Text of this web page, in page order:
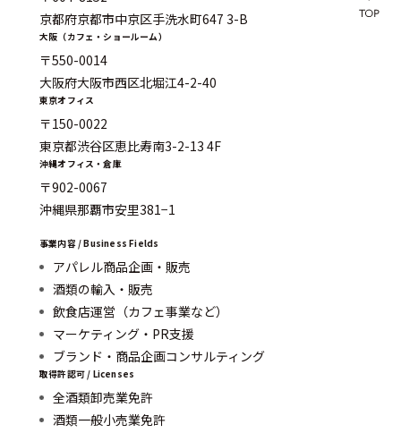
京都府京都市中京区手洗水町647 3-B
大阪（カフェ・ショールーム）
〒550-0014
大阪府大阪市西区北堀江4-2-40
東京オフィス
〒150-0022
東京都渋谷区恵比寿南3-2-13 4F
沖縄オフィス・倉庫
〒902-0067
沖縄県那覇市安里381−1
事業内容 / Business Fields
アパレル商品企画・販売
酒類の輸入・販売
飲食店運営（カフェ事業など）
マーケティング・PR支援
ブランド・商品企画コンサルティング
取得許認可 / Licenses
全酒類卸売業免許
酒類一般小売業免許